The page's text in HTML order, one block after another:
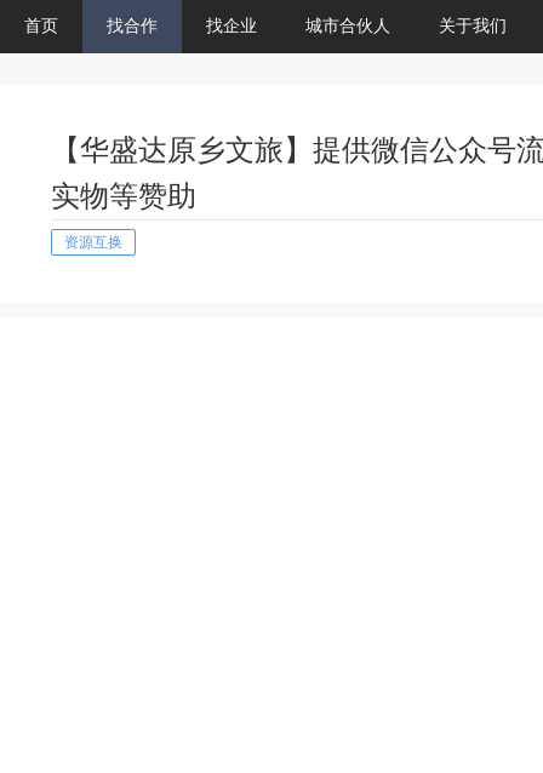
首页 找合作 找企业 城市合伙人 关于我们
【华盛达原乡文旅】提供微信公众号
实物等赞助
资源互换